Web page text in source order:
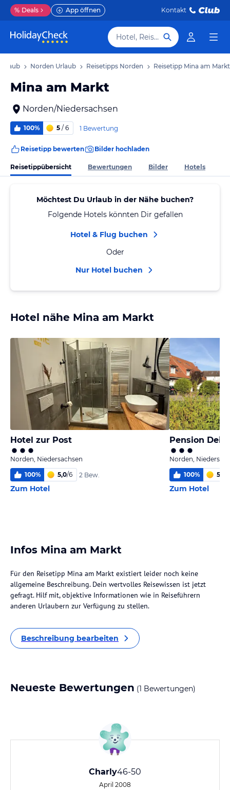
% Deals App öffnen Kontakt
Hotel, Reiseziel
Norden Urlaub Reisetipps Norden Reisetipp Mina am Markt
Mina am Markt
Norden/Niedersachsen
100% 5 / 6 1 Bewertung
Reisetipp bewerten Bilder hochladen
Reisetippübersicht Bewertungen Bilder Hotels
Möchtest Du Urlaub in der Nähe buchen?
Folgende Hotels könnten Dir gefallen
Hotel & Flug buchen
Oder
Nur Hotel buchen
Hotel nähe Mina am Markt
Hotel zur Post
Norden, Niedersachsen
100% 5,0/6 2 Bew.
Zum Hotel
Pension
Norden,
100% 5,9
Zum Hotel
Infos Mina am Markt
Für den Reisetipp Mina am Markt existiert leider noch keine
allgemeine Beschreibung. Dein wertvolles Reisewissen ist jetzt
gefragt. Hilf mit, objektive Informationen wie in Reiseführern
anderen Urlaubern zur Verfügung zu stellen.
Beschreibung bearbeiten
Neueste Bewertungen (1 Bewertungen)
Charly46-50
April 2008